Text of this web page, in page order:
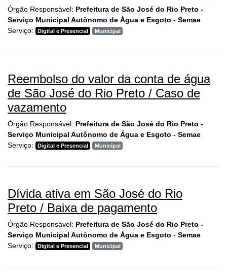
Órgão Responsável: Prefeitura de São José do Rio Preto -
Serviço Municipal Autônomo de Água e Esgoto - Semae
Serviço:
Digital e Presencial Municipal
Reembolso do valor da conta de água
de São José do Rio Preto / Caso de
vazamento
Órgão Responsável: Prefeitura de São José do Rio Preto -
Serviço Municipal Autônomo de Água e Esgoto - Semae
Serviço:
Digital e Presencial Municipal
Dívida ativa em São José do Rio
Preto / Baixa de pagamento
Órgão Responsável: Prefeitura de São José do Rio Preto -
Serviço Municipal Autônomo de Água e Esgoto - Semae
Serviço:
Digital e Presencial Municipal